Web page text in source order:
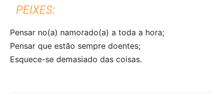
PEIXES:
Pensar no(a) namorado(a) a toda a hora;
Pensar que estão sempre doentes;
Esquece-se demasiado das coisas.